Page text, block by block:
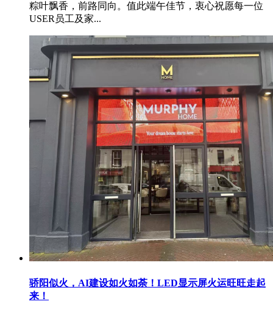
粽叶飘香，前路同向。值此端午佳节，衷心祝愿每一位
USER员工及家...
骄阳似火，AI建设如火如荼！LED显示屏火运旺旺走起
来！